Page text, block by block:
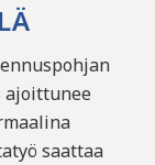
ajoittunee
saattaa